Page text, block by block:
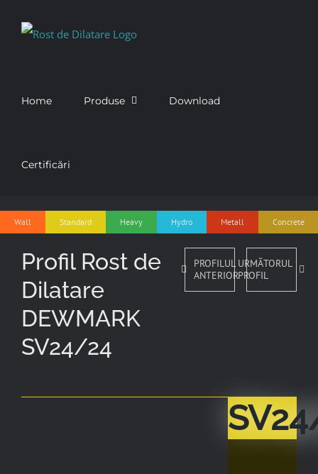
Home Produse Download
Certificări
Wall Standard Heavy Hydro Metall Concrete
Profil Rost de
Dilatare
DEWMARK
SV24/24
PROFILUL
ANTERIOR
URMĂTORUL
PROFIL